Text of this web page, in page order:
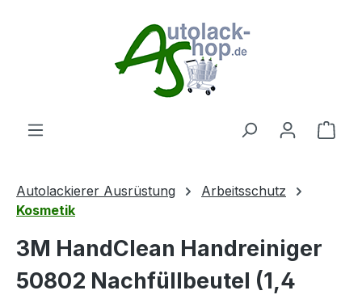
Autolackierer Ausrüstung
Arbeitsschutz
Kosmetik
3M HandClean Handreiniger
50802 Nachfüllbeutel (1,4